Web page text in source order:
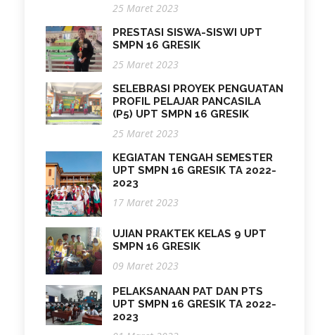
25 Maret 2023
PRESTASI SISWA-SISWI UPT
SMPN 16 GRESIK
25 Maret 2023
SELEBRASI PROYEK PENGUATAN
PROFIL PELAJAR PANCASILA
(P5) UPT SMPN 16 GRESIK
25 Maret 2023
KEGIATAN TENGAH SEMESTER
UPT SMPN 16 GRESIK TA 2022-
2023
17 Maret 2023
UJIAN PRAKTEK KELAS 9 UPT
SMPN 16 GRESIK
09 Maret 2023
PELAKSANAAN PAT DAN PTS
UPT SMPN 16 GRESIK TA 2022-
2023